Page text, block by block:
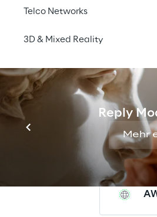
Telco Networks
3D & Mixed Reality
Reply
Mehr